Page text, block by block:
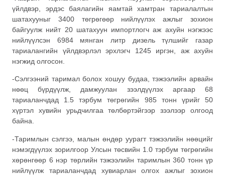
үйлдвэр, эрдэс баялагийн яамтай хамтран тариалалтын
шатахууныг 3400 төгрөгөөр нийлүүлэх ажлыг зохион
байгуулж нийт 20 шатахуун импортлогч аж ахуйн нэгжээс
нийлүүлсэн 6984 мянган литр дизель түлшийг газар
тариалангийн үйлдвэрлэл эрхлэгч 1245 иргэн, аж ахуйн
нэгжид олгосон.
-Сэлгээний таримал болох хошуу будаа, тэжээлийн арвайн
нөөц бүрдүүлж, дамжуулан зээлдүүлэх аргаар 68
тариаланчдад 1.5 тэрбум төгрөгийн 985 тонн үрийг 50
хүртэл хувийн урьдчилгаа төлбөртэйгээр зээлээр олгоод
байна.
-Таримлын сэлгээ, малын өндөр уурагт тэжээлийн нөөцийг
нэмэгдүүлэх зорилгоор Улсын төсвийн 1.0 тэрбум төгрөгийн
хөрөнгөөр 6 нэр төрлийн тэжээлийн таримлын 360 тонн үр
нийлүүлж тариаланчдад хувиарлан олгох ажлыг зохион